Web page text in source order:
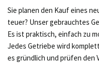
Sie planen den Kauf eines
teuer? Unser gebrauchtes
Es ist praktisch, einfach zu
Jedes Getriebe wird
es gründlich und prüfen den